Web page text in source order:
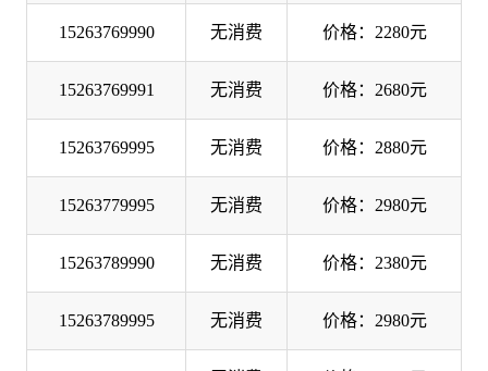
15263769990 无消费 价格：2280元
15263769991 无消费 价格：2680元
15263769995 无消费 价格：2880元
15263779995 无消费 价格：2980元
15263789990 无消费 价格：2380元
15263789995 无消费 价格：2980元